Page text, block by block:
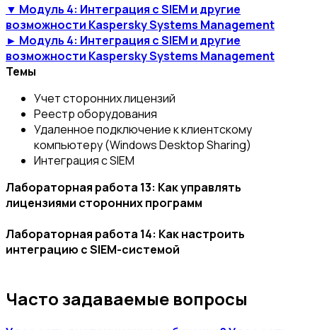
▼ Модуль 4: Интеграция с SIEM и другие
возможности Kaspersky Systems Management
► Модуль 4: Интеграция с SIEM и другие
возможности Kaspersky Systems Management
Темы
Учет сторонних лицензий
Реестр оборудования
Удаленное подключение к клиентскому
компьютеру (Windows Desktop Sharing)
Интеграция с SIEM
Лабораторная работа 13: Как управлять
лицензиями сторонних программ
Лабораторная работа 14: Как настроить
интеграцию с SIEM-системой
Часто задаваемые вопросы